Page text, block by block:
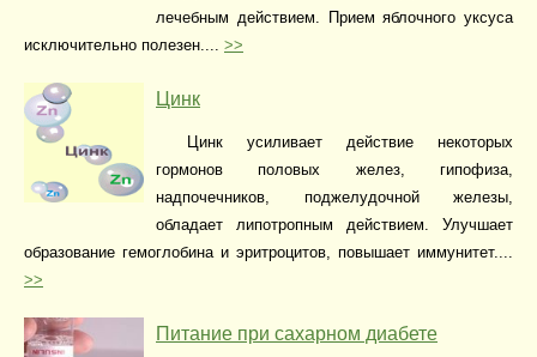
лечебным действием. Прием яблочного уксуса
исключительно полезен.... >>
Цинк
Цинк усиливает действие некоторых
гормонов половых желез, гипофиза,
надпочечников, поджелудочной железы,
обладает липотропным действием. Улучшает
образование гемоглобина и эритроцитов, повышает иммунитет....
>>
Питание при сахарном диабете